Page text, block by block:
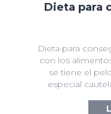
Dieta para
Dieta para
con los
se tiene el
especial